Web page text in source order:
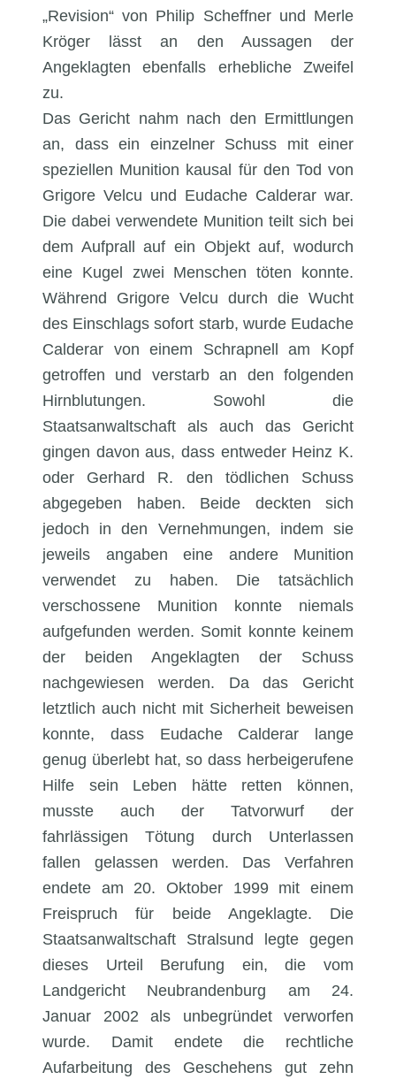
„Revision“ von Philip Scheffner und Merle
Kröger lässt an den Aussagen der
Angeklagten ebenfalls erhebliche Zweifel
zu.
Das Gericht nahm nach den Ermittlungen
an, dass ein einzelner Schuss mit einer
speziellen Munition kausal für den Tod von
Grigore Velcu und Eudache Calderar war.
Die dabei verwendete Munition teilt sich bei
dem Aufprall auf ein Objekt auf, wodurch
eine Kugel zwei Menschen töten konnte.
Während Grigore Velcu durch die Wucht
des Einschlags sofort starb, wurde Eudache
Calderar von einem Schrapnell am Kopf
getroffen und verstarb an den folgenden
Hirnblutungen. Sowohl die
Staatsanwaltschaft als auch das Gericht
gingen davon aus, dass entweder Heinz K.
oder Gerhard R. den tödlichen Schuss
abgegeben haben. Beide deckten sich
jedoch in den Vernehmungen, indem sie
jeweils angaben eine andere Munition
verwendet zu haben. Die tatsächlich
verschossene Munition konnte niemals
aufgefunden werden. Somit konnte keinem
der beiden Angeklagten der Schuss
nachgewiesen werden. Da das Gericht
letztlich auch nicht mit Sicherheit beweisen
konnte, dass Eudache Calderar lange
genug überlebt hat, so dass herbeigerufene
Hilfe sein Leben hätte retten können,
musste auch der Tatvorwurf der
fahrlässigen Tötung durch Unterlassen
fallen gelassen werden. Das Verfahren
endete am 20. Oktober 1999 mit einem
Freispruch für beide Angeklagte. Die
Staatsanwaltschaft Stralsund legte gegen
dieses Urteil Berufung ein, die vom
Landgericht Neubrandenburg am 24.
Januar 2002 als unbegründet verworfen
wurde. Damit endete die rechtliche
Aufarbeitung des Geschehens gut zehn